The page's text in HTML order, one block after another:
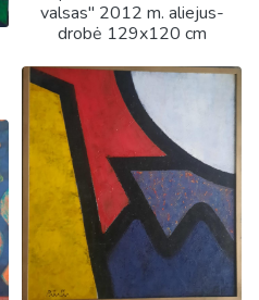
valsas" 2012 m. aliejus-
drobė 129x120 cm